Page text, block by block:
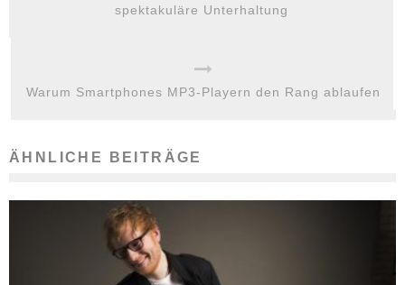
spektakuläre Unterhaltung
Warum Smartphones MP3-Playern den Rang ablaufen
ÄHNLICHE BEITRÄGE